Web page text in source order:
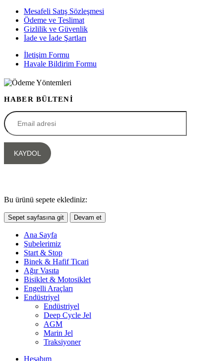
Mesafeli Satış Sözleşmesi
Ödeme ve Teslimat
Gizlilik ve Güvenlik
İade ve İade Şartları
İletişim Formu
Havale Bildirim Formu
HABER BÜLTENİ
Bu ürünü sepete eklediniz:
Sepet sayfasına git Devam et
Ana Sayfa
Şubelerimiz
Start & Stop
Binek & Hafif Ticari
Ağır Vasıta
Bisiklet & Motosiklet
Engelli Araçları
Endüstriyel
Endüstriyel
Deep Cycle Jel
AGM
Marin Jel
Traksiyoner
Hesabım